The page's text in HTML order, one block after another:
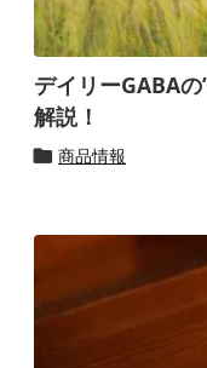
デイリーGABAの
解説！
 商品情報